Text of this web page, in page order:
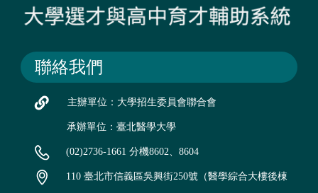
聯絡我們
主辦單位：大學招生委員會聯合會
承辦單位：臺北醫學大學
(02)2736-1661 分機8602、8604
110 臺北市信義區吳興街250號（醫學綜合大樓後棟